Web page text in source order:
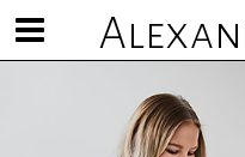
Visa/göm
meny